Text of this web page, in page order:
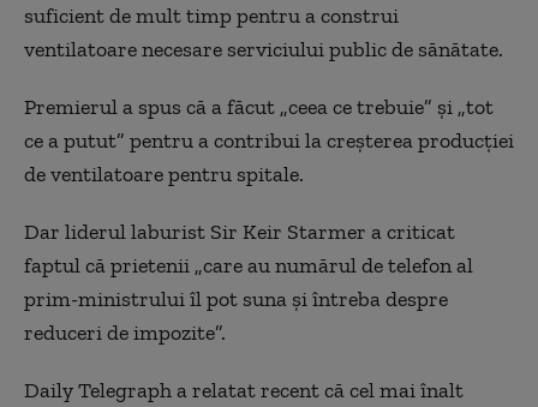
suficient de mult timp pentru a construi
ventilatoare necesare serviciului public de sănătate.
Premierul a spus că a făcut „ceea ce trebuie” și „tot
ce a putut” pentru a contribui la creșterea producției
de ventilatoare pentru spitale.
Dar liderul laburist Sir Keir Starmer a criticat
faptul că prietenii „care au numărul de telefon al
prim-ministrului îl pot suna și întreba despre
reduceri de impozite”.
Daily Telegraph a relatat recent că cel mai înalt